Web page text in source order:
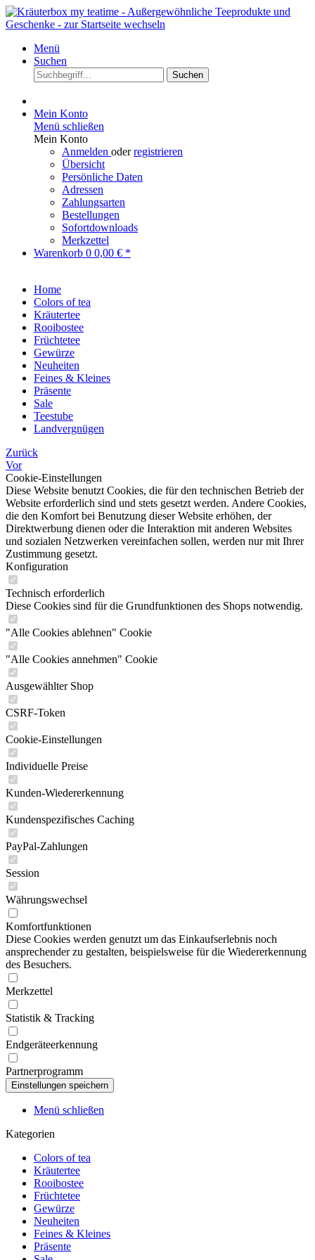
Menü
Suchen
Suchen
Mein Konto
Menü schließen
Mein Konto
Anmelden oderregistrieren
Übersicht
Persönliche Daten
Adressen
Zahlungsarten
Bestellungen
Sofortdownloads
Merkzettel
Warenkorb 0 0,00 € *
Home
Colors of tea
Kräutertee
Rooibostee
Früchtetee
Gewürze
Neuheiten
Feines & Kleines
Präsente
Sale
Teestube
Landvergnügen
Zurück
Vor
Cookie-Einstellungen
Diese Website benutzt Cookies, die für den technischen Betrieb der
Website erforderlich sind und stets gesetzt werden. Andere Cookies,
die den Komfort bei Benutzung dieser Website erhöhen, der
Direktwerbung dienen oder die Interaktion mit anderen Websites
und sozialen Netzwerken vereinfachen sollen, werden nur mit Ihrer
Zustimmung gesetzt.
Konfiguration
Technisch erforderlich
Diese Cookies sind für die Grundfunktionen des Shops notwendig.
"Alle Cookies ablehnen" Cookie
"Alle Cookies annehmen" Cookie
Ausgewählter Shop
CSRF-Token
Cookie-Einstellungen
Individuelle Preise
Kunden-Wiedererkennung
Kundenspezifisches Caching
PayPal-Zahlungen
Session
Währungswechsel
Komfortfunktionen
Diese Cookies werden genutzt um das Einkaufserlebnis noch
ansprechender zu gestalten, beispielsweise für die Wiedererkennung
des Besuchers.
Merkzettel
Statistik & Tracking
Endgeräteerkennung
Partnerprogramm
Menü schließen
Kategorien
Colors of tea
Kräutertee
Rooibostee
Früchtetee
Gewürze
Neuheiten
Feines & Kleines
Präsente